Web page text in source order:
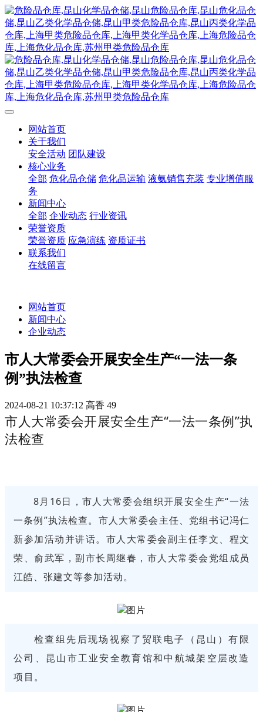
网站首页
关于我们
安全活动 团队建设
核心业务
全部 危化品仓储 危化品运输 液氨销售充装 专业增值服
务
新闻中心
全部 企业动态 行业资讯
荣誉资质
荣誉资质 应急演练 资质证书
联系我们
在线留言
网站首页
新闻中心
企业动态
市人大常委会开展安全生产“一法一条
例”执法检查
2024-08-21 10:37:12 高香 49
市人大常委会开展安全生产“一法一条例”执
法检查
8月16日，市人大常委会组织开展安全生产“一法
一条例”执法检查。市人大常委会主任、党组书记冯仁
新参加活动并讲话。市人大常委会副主任李文、程文
荣、俞武军，副市长周继春，市人大常委会党组成员
江皓、张建文等参加活动。
检查组先后现场视察了贸联电子（昆山）有限
公司、昆山市工业安全教育馆和中航城架空层改造
项目。